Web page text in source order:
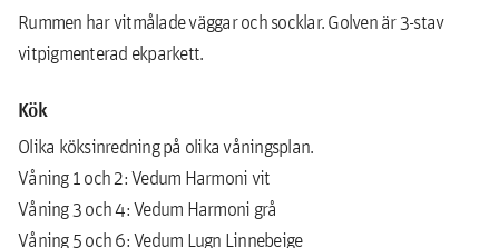
Rummen har vitmålade väggar och socklar. Golven är 3-stav
vitpigmenterad ekparkett.
Kök
Olika köksinredning på olika våningsplan.
Våning 1 och 2: Vedum Harmoni vit
Våning 3 och 4: Vedum Harmoni grå
Våning 5 och 6: Vedum Lugn Linnebeige